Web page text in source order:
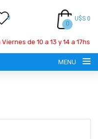
0
0
U$S 0
de 10 a 13 y 14 a 17hs
MENU